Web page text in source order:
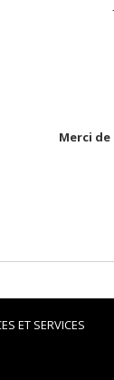
Merci
ET SERVICES